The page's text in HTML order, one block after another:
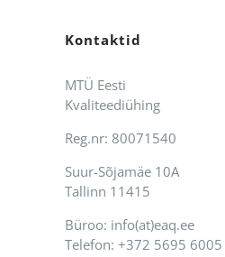
Kontaktid
MTÜ Eesti
Kvaliteediühing
Reg.nr: 80071540
Suur-Sõjamäe 10A
Tallinn 11415
Büroo: info(at)eaq.ee
Telefon: +372 5695 6005